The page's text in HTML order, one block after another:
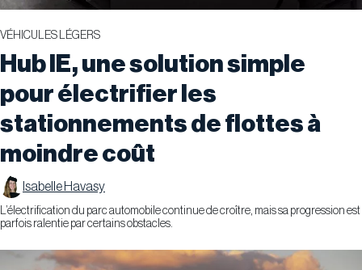
VÉHICULES LÉGERS
Hub IE, une solution simple
pour électrifier les
stationnements de flottes à
moindre coût
Isabelle Havasy
L’électrification du parc automobile continue de croître, mais sa progression est
parfois ralentie par certains obstacles.